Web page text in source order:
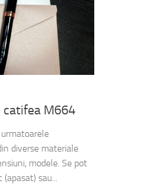
M664
diverse materiale
modele. Se pot
sau...